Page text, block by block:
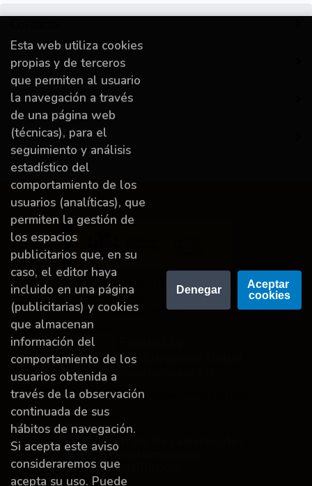
Información
Destacado
A miña conta
Proyecto financiado por la Dirección General del
Libro y Fomento de la Lectura, Ministerio de
Cultura y Deporte.
Financiado por la Unión Europea-Next Generation
Esta web utiliza cookies
propias y de terceros
que permiten al usuario
la navegación a través
de una página web
(técnicas), para el
seguimiento y análisis
estadístico del
comportamiento de los
usuarios (analíticas), que
permiten la gestión de
los espacios
publicitarios que, en su
caso, el editor haya
incluido en una página
(publicitarias) y cookies
que almacenan
información del
comportamiento de los
usuarios obtenida a
través de la observación
continuada de sus
hábitos de navegación.
Si acepta este aviso
consideraremos que
acepta su uso. Puede
Denegar
Aceptar
cookies